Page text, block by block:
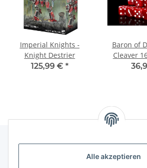
Alle akzeptieren
Imperial Knights -
Knight Destrier
125,99 € *
Baron of
Cleaver
Corner
Gesetzliche Informationen